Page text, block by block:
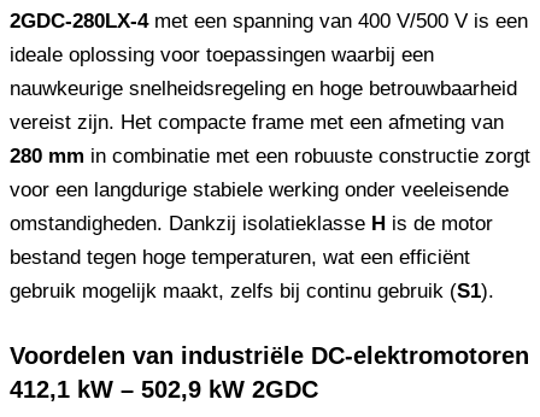
2GDC-280LX-4met een spanning van 400 V/500 V is een
ideale oplossing voor toepassingen waarbij een
nauwkeurige snelheidsregeling en hoge betrouwbaarheid
vereist zijn. Het compacte frame met een afmeting van
280 mm in combinatie met een robuuste constructie zorgt
voor een langdurige stabiele werking onder veeleisende
omstandigheden. Dankzij isolatieklasse H is de motor
bestand tegen hoge temperaturen, wat een efficiënt
gebruik mogelijk maakt, zelfs bij continu gebruik (S1).
Voordelen van industriële DC-elektromotoren
412,1 kW – 502,9 kW 2GDC